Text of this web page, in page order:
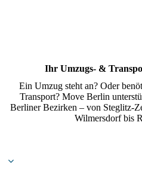
Ihr Umzugs- &
Ein Umzug steht an? Oder
Transport? Move Berlin
Berliner Bezirken – von Steglitz-
Wilmersdorf bis